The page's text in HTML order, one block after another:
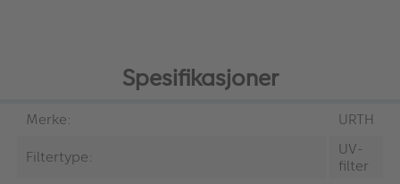
Spesifikasjoner
Merke:
URTH
Filtertype:
UV-
filter